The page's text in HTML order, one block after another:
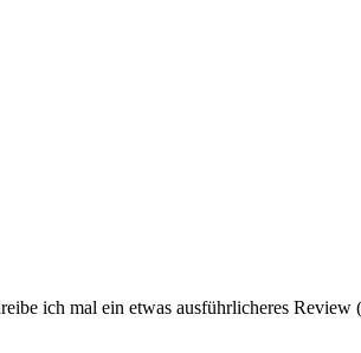
ich mal ein etwas ausführlicheres